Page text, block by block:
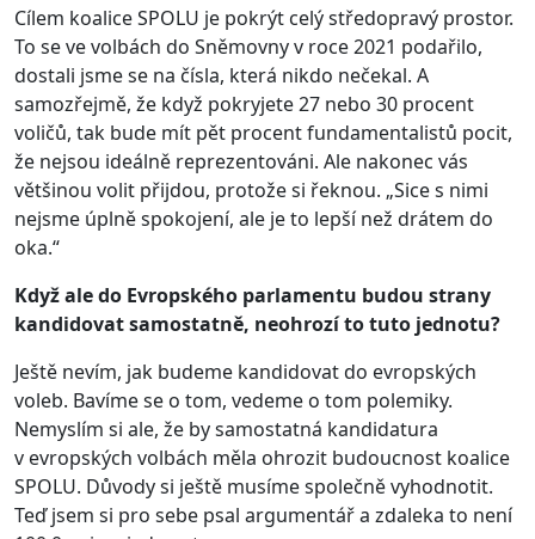
Cílem koalice SPOLU je pokrýt celý středopravý prostor.
To se ve volbách do Sněmovny v roce 2021 podařilo,
dostali jsme se na čísla, která nikdo nečekal. A
samozřejmě, že když pokryjete 27 nebo 30 procent
voličů, tak bude mít pět procent fundamentalistů pocit,
že nejsou ideálně reprezentováni. Ale nakonec vás
většinou volit přijdou, protože si řeknou. „Sice s nimi
nejsme úplně spokojení, ale je to lepší než drátem do
oka.“
Když ale do Evropského parlamentu budou strany
kandidovat samostatně, neohrozí to tuto jednotu?
Ještě nevím, jak budeme kandidovat do evropských
voleb. Bavíme se o tom, vedeme o tom polemiky.
Nemyslím si ale, že by samostatná kandidatura
v evropských volbách měla ohrozit budoucnost koalice
SPOLU. Důvody si ještě musíme společně vyhodnotit.
Teď jsem si pro sebe psal argumentář a zdaleka to není